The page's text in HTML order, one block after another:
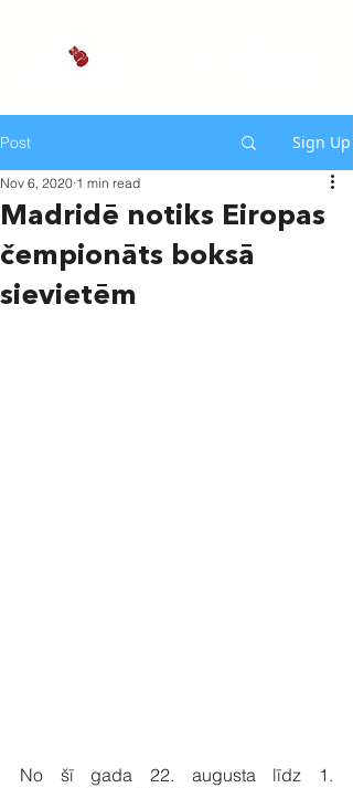
Post Sign Up
Madridē notiks Eiropas
čempionāts boksā
sievietēm
Nov 6, 2020 1 min read
No šī gada 22. augusta līdz 1.